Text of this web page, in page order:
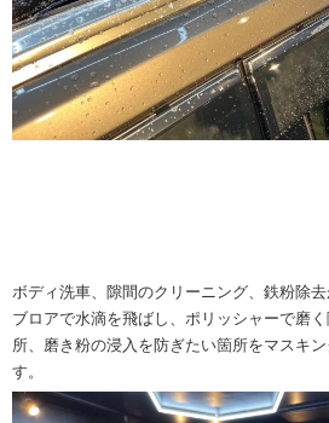
ボディ洗車、隙間のクリーニング、鉄粉除去
ブロアで水滴を飛ばし、ポリッシャーで磨
所、磨き粉の浸入を防ぎたい箇所をマスキ
す。